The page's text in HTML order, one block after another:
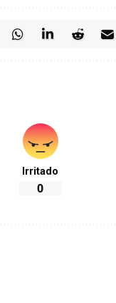
Irritado
0